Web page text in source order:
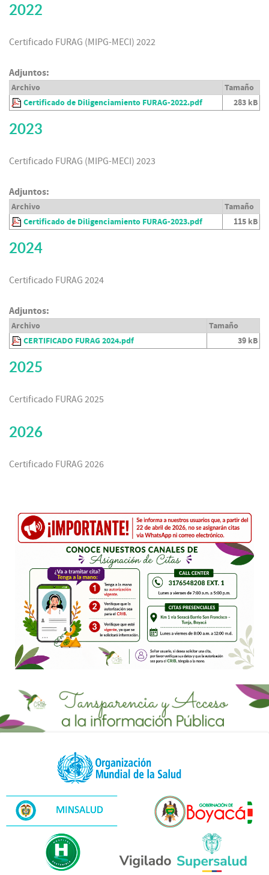
2022
Certificado FURAG (MIPG-MECI) 2022
Adjuntos:
Archivo
Tamaño
Certificado de Diligenciamiento FURAG-2022.pdf
283 kB
2023
Certificado FURAG (MIPG-MECI) 2023
Adjuntos:
Archivo
Tamaño
Certificado de Diligenciamiento FURAG-2023.pdf
115 kB
2024
Certificado FURAG 2024
Adjuntos:
Archivo
Tamaño
CERTIFICADO FURAG 2024.pdf
39 kB
2025
Certificado FURAG 2025
2026
Certificado FURAG 2026